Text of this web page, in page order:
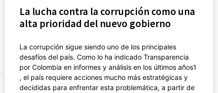
La lucha contra la corrupción como una
alta prioridad del nuevo gobierno
La corrupción sigue siendo uno de los principales
desafíos del país. Como lo ha indicado Transparencia
por Colombia en informes y análisis en los últimos años1
, el país requiere acciones mucho más estratégicas y
decididas para enfrentar esta problemática, a partir de